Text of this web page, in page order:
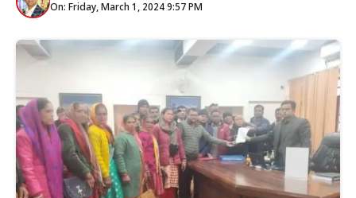
On: Friday, March 1, 2024 9:57 PM